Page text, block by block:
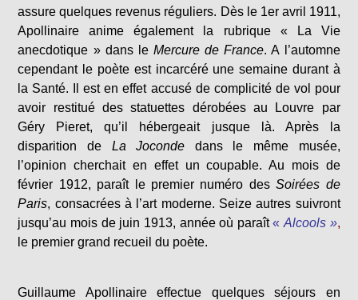
assure quelques revenus réguliers. Dès le 1er avril 1911,
Apollinaire anime également la rubrique « La Vie
anecdotique » dans le Mercure de France. A l’automne
cependant le poète est incarcéré une semaine durant à
la Santé. Il est en effet accusé de complicité de vol pour
avoir restitué des statuettes dérobées au Louvre par
Géry Pieret, qu’il hébergeait jusque là. Après la
disparition de La Joconde dans le même musée,
l’opinion cherchait en effet un coupable. Au mois de
février 1912, paraît le premier numéro desSoirées de
Paris, consacrées à l’art moderne. Seize autres suivront
jusqu’au mois de juin 1913, année où paraît « Alcools »,
le premier grand recueil du poète.
Guillaume Apollinaire effectue quelques séjours en